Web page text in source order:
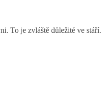
To je zvláště důležité ve stáří.